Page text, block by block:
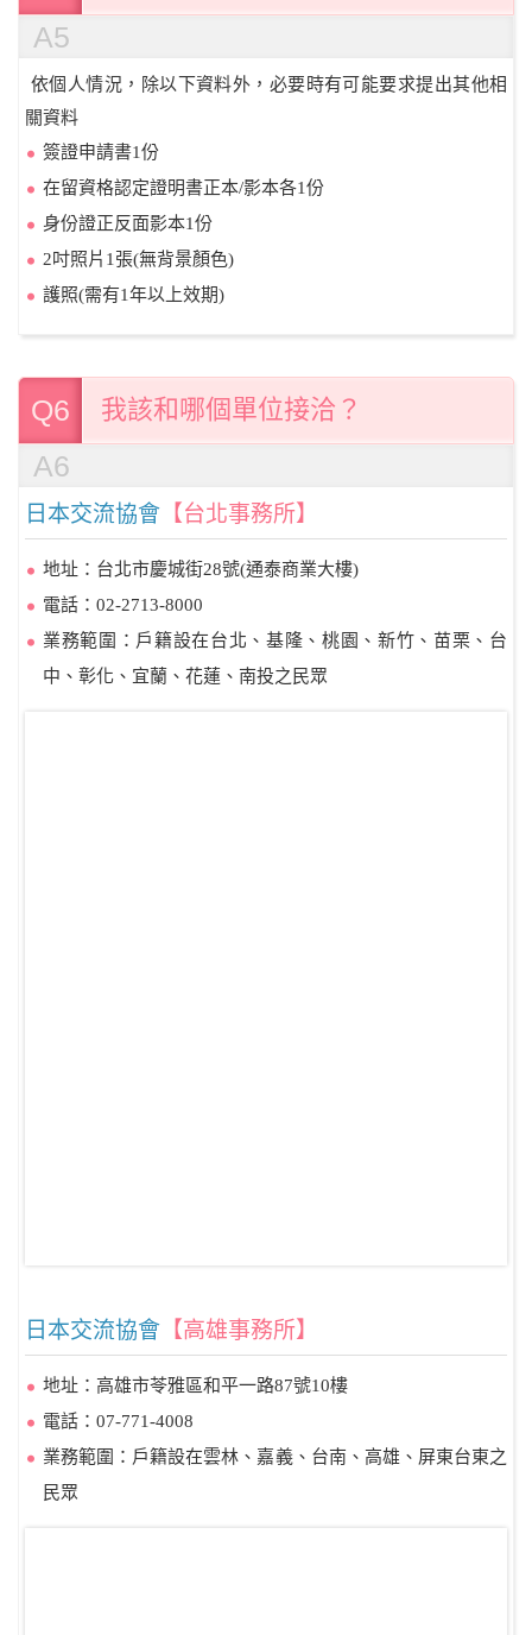
A5
依個人情況，除以下資料外，必要時有可能要求提出其他相
關資料
簽證申請書1份
在留資格認定證明書正本/影本各1份
身份證正反面影本1份
2吋照片1張(無背景顏色)
護照(需有1年以上效期)
Q6 我該和哪個單位接洽？
A6
日本交流協會 【台北事務所】
地址：台北市慶城街28號(通泰商業大樓)
電話：02-2713-8000
業務範圍：戶籍設在台北、基隆、桃園、新竹、苗栗、台
中、彰化、宜蘭、花蓮、南投之民眾
日本交流協會 【高雄事務所】
地址：高雄市苓雅區和平一路87號10樓
電話：07-771-4008
業務範圍：戶籍設在雲林、嘉義、台南、高雄、屏東台東之
民眾